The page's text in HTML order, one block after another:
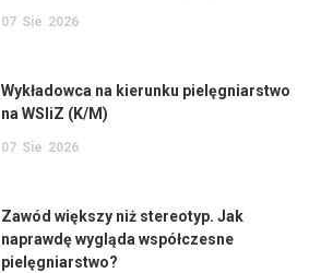
07 Sie 2026
Wykładowca na kierunku pielęgniarstwo
na WSIiZ (K/M)
07 Sie 2026
Zawód większy niż stereotyp. Jak
naprawdę wygląda współczesne
pielęgniarstwo?